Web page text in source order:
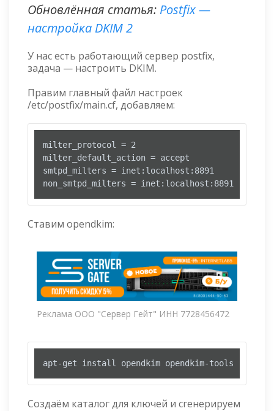
Обновлённая статья: Postfix —
настройка DKIM 2
У нас есть работающий сервер postfix,
задача — настроить DKIM.
Правим главный файл настроек
/etc/postfix/main.cf, добавляем:
milter_protocol = 2
milter_default_action = accept
smtpd_milters = inet:localhost:8891
non_smtpd_milters = inet:localhost:8891
Ставим opendkim:
Реклама ООО "Сервер Гейт" ИНН 7728456472
apt-get install opendkim opendkim-tools
Создаём каталог для ключей и сгенерируем